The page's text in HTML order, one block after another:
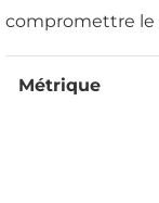
compromettre le
Métrique